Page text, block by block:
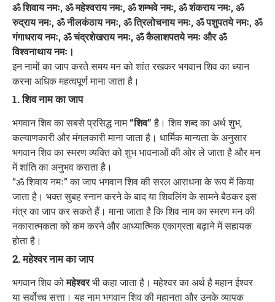
ॐ शिवाय नमः, ॐ महेश्वराय नमः, ॐ शम्भवे नमः, ॐ शंकराय नमः, ॐ
रुद्राय नमः, ॐ नीलकंठाय नमः, ॐ त्रिलोचनाय नमः, ॐ पशुपतये नमः, ॐ
गंगाधराय नमः, ॐ चंद्रशेखराय नमः, ॐ कैलाशपतये नमः और ॐ
विश्वनाथाय नमः।
इन नामों का जाप करते समय मन को शांत रखकर भगवान शिव का ध्यान
करना अधिक महत्वपूर्ण माना जाता है।
1. शिव नाम का जाप
भगवान शिव का सबसे प्रसिद्ध नाम“शिव”है। शिव शब्द का अर्थ शुभ,
कल्याणकारी और मंगलकारी माना जाता है। धार्मिक मान्यता के अनुसार
भगवान शिव का स्मरण व्यक्ति को शुभ भावनाओं की ओर ले जाता है और मन
में शांति का अनुभव कराता है।
“ॐ शिवाय नमः” का जाप भगवान शिव की सरल आराधना के रूप में किया
जाता है। भक्त सुबह स्नान करने के बाद या शिवलिंग के सामने बैठकर इस
मंत्र का जाप कर सकते हैं। माना जाता है कि शिव नाम का स्मरण मन की
नकारात्मकता को कम करने और आध्यात्मिक एकाग्रता बढ़ाने में सहायक
होता है।
2. महेश्वर नाम का जाप
भगवान शिव कोमहेश्वरभी कहा जाता है। महेश्वर का अर्थ है महान ईश्वर
या सर्वोच्च सत्ता। यह नाम भगवान शिव की महानता और उनके व्यापक